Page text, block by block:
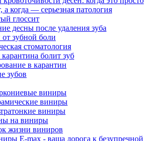
а когда — серьезная патология
глоссит
десны после удаления зуба
от зубной боли
стоматология
болит зуб
в карантин
зубов
виниры
виниры
виниры
на виниры
жизни виниров
E-max - ваша дорога к безупречной